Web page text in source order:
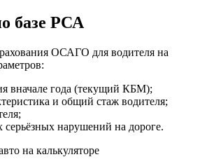
базе РСА
ОСАГО для водителя на
вначале года (текущий КБМ);
и общий стаж водителя;
серьёзных нарушений на дороге.